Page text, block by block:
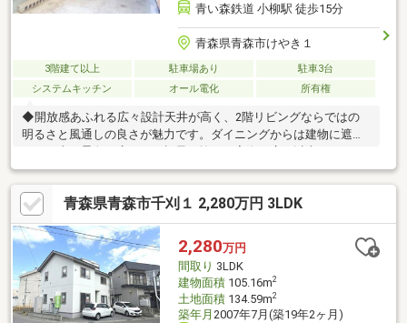
青い森鉄道 小柳駅 徒歩15分
青森県青森市けやき１
3階建て以上 駐車場あり
駐車3台
システムキッチン
オール電化 所有権
◆開放感あふれる広々設計天井が高く、2階リビングならではの
明るさと風通しの良さが魅力です。ダイニングからは建物に遮ら
を感じられます。◆ 便利な周辺環境ショッピングモールやホーム
センター、ドラッグストアが近く、日々の買い物が快適です。◆
アクセス良好国道4号線や小柳通りがすぐ近く、通勤・通学やお出
かけがスムーズです。
青森県青森市千刈１ 2,280万円 3LDK
2,280万円
間取り 3LDK
建物面積105.16m2
土地面積134.59m2
築年月 2007年7月(築19年2ヶ月)